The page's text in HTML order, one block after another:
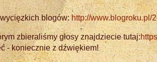
blogów:http://www.blogroku.pl/
zbieraliśmy głosy znajdziecie tutaj:
- koniecznie z dźwiękiem!